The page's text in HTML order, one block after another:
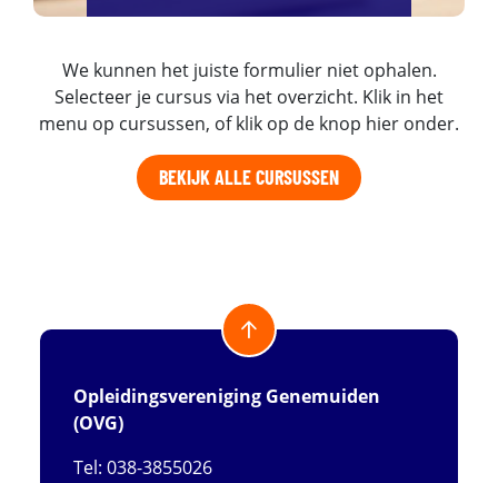
We kunnen het juiste formulier niet ophalen.
Selecteer je cursus via het overzicht. Klik in het
menu op cursussen, of klik op de knop hier onder.
BEKIJK ALLE CURSUSSEN
Opleidingsvereniging Genemuiden
(OVG)
Tel: 038-3855026